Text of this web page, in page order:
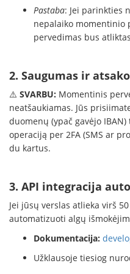
Pastaba: Jei parinkties
nepalaiko momentinio
pervedimas bus
2. Saugumas ir
⚠️ SVARBU: Momentinis
neatšaukiamas. Jūs
duomenų (ypač gavėjo
operaciją per 2FA (SMS ar
du kartus.
3. API integracija
Jei jūsų verslas atlieka virš
automatizuoti algų
Dokumentacija:
Užklausoje tiesiog